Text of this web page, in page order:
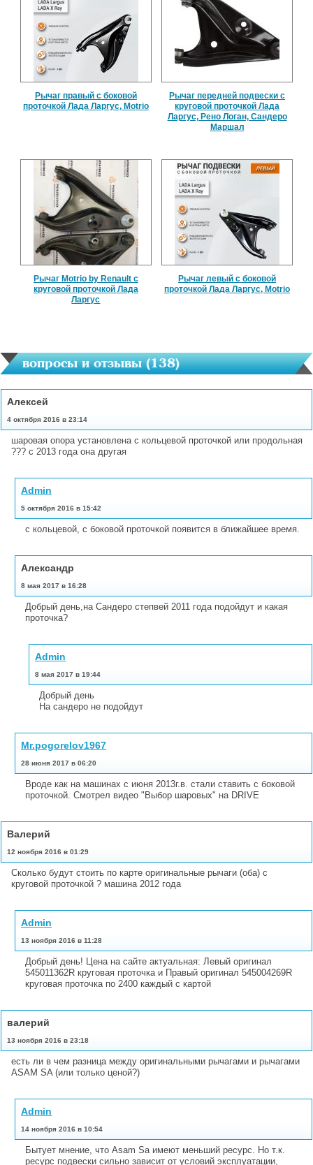
Рычаг правый с боковой
проточкой Лада Ларгус, Motrio
Рычаг передней подвески с
круговой проточкой Лада
Ларгус, Рено Логан, Сандеро
Маршал
Рычаг Motrio by Renault с
круговой проточкой Лада
Ларгус
Рычаг левый с боковой
проточкой Лада Ларгус, Motrio
вопросы и отзывы (138)
Алексей
4 октября 2016 в 23:14
шаровая опора установлена с кольцевой проточкой или продольная
??? с 2013 года она другая
Admin
5 октября 2016 в 15:42
с кольцевой, с боковой проточкой появится в ближайшее время.
Александр
8 мая 2017 в 16:28
Добрый день,на Сандеро степвей 2011 года подойдут и какая
проточка?
Admin
8 мая 2017 в 19:44
Добрый день
На сандеро не подойдут
Mr.pogorelov1967
28 июня 2017 в 06:20
Вроде как на машинах с июня 2013г.в. стали ставить с боковой
проточкой. Смотрел видео "Выбор шаровых" на DRIVE
Валерий
12 ноября 2016 в 01:29
Сколько будут стоить по карте оригинальные рычаги (оба) с
круговой проточкой ? машина 2012 года
Admin
13 ноября 2016 в 11:28
Добрый день! Цена на сайте актуальная: Левый оригинал
545011362R круговая проточка и Правый оригинал 545004269R
круговая проточка по 2400 каждый с картой
валерий
13 ноября 2016 в 23:18
есть ли в чем разница между оригинальными рычагами и рычагами
ASAM SA (или только ценой?)
Admin
14 ноября 2016 в 10:54
Бытует мнение, что Asam Sa имеют меньший ресурс. Но т.к.
ресурс подвески сильно зависит от условий эксплуатации,